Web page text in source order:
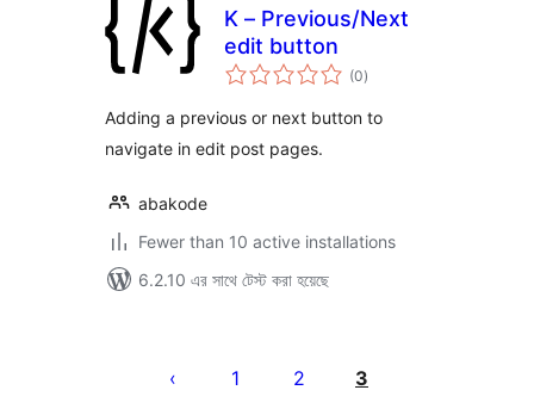
K – Previous/Next
edit button
(0total
ratings
)
Adding a previous or next button to
navigate in edit post pages.
abakode
Fewer than 10 active installations
6.2.10 এর সাথে টেস্ট করা হয়েছে
পেজিনেশন
1 2 3